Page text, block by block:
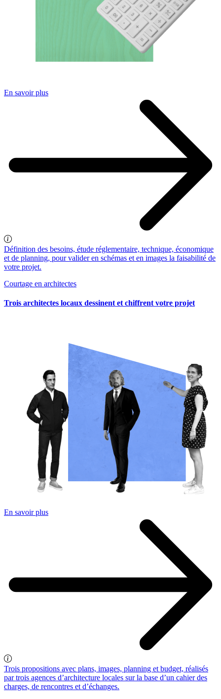
En savoir plus
Définition des besoins, étude réglementaire, technique, économique
et de planning, pour valider en schémas et en images la faisabilité de
votre projet.
Courtage en architectes
Trois architectes locaux dessinent et chiffrent votre projet
En savoir plus
Trois propositions avec plans, images, planning et budget, réalisés
par trois agences d’architecture locales sur la base d’un cahier des
charges, de rencontres et d’échanges.